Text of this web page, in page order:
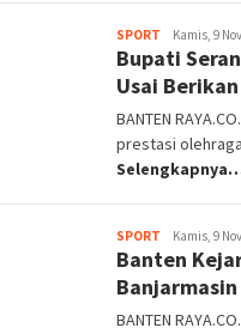
SPORT Wisnu
Agus
Kamis, 9
Bupati
Usai
BANTEN
prestasi
SPORT Wisnu
Agus
Kamis, 9
Banten
Banjarmasin
BANTEN